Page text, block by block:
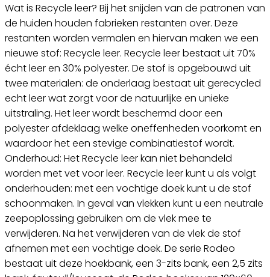
Wat is Recycle leer? Bij het snijden van de patronen van
de huiden houden fabrieken restanten over. Deze
restanten worden vermalen en hiervan maken we een
nieuwe stof: Recycle leer. Recycle leer bestaat uit 70%
écht leer en 30% polyester. De stof is opgebouwd uit
twee materialen: de onderlaag bestaat uit gerecycled
echt leer wat zorgt voor de natuurlijke en unieke
uitstraling. Het leer wordt beschermd door een
polyester afdeklaag welke oneffenheden voorkomt en
waardoor het een stevige combinatiestof wordt.
Onderhoud: Het Recycle leer kan niet behandeld
worden met vet voor leer. Recycle leer kunt u als volgt
onderhouden: met een vochtige doek kunt u de stof
schoonmaken. In geval van vlekken kunt u een neutrale
zeepoplossing gebruiken om de vlek mee te
verwijderen. Na het verwijderen van de vlek de stof
afnemen met een vochtige doek. De serie Rodeo
bestaat uit deze hoekbank, een 3-zits bank, een 2,5 zits